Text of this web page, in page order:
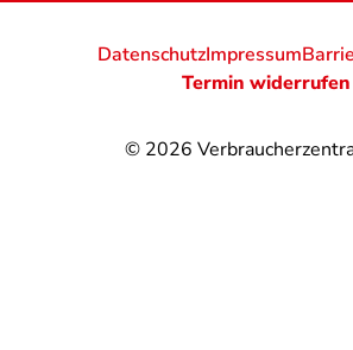
© 2026
DatenschutzImpressum
Termin widerrufen